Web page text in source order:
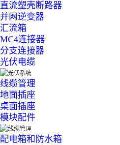
直流塑壳断路器
并网逆变器
汇流箱
MC4连接器
分支连接器
光伏电缆
线缆管理
地面插座
桌面插座
模块配件
配电箱和防水箱